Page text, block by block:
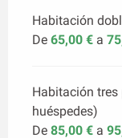
Habitación
De 65,00 € a
Habitación tres
huéspedes)
De 85,00 € a